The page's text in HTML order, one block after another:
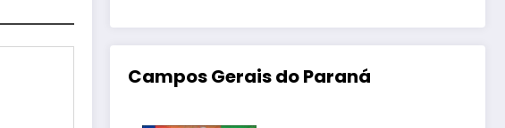
Campos Gerais do Paraná